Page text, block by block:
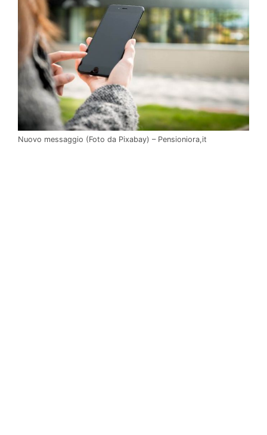
Nuovo messaggio (Foto da Pixabay) – Pensioniora,it